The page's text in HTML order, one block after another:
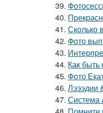
39.
40.
41. Сколько
42. Фото
43.
44. Как быть
45. Фото
46. Лэээдии
47. Система